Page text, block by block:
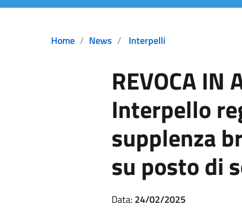
Home News Interpelli
REVOCA IN
Interpello
supplenza
su posto di
Data: 24/02/2025